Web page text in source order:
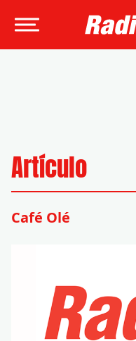
Artículo
Café Olé